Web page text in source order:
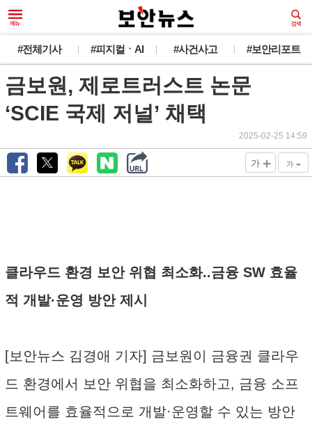
#전체기사 #피지컬ㆍAI #사건사고 #보안리포트
금보원, 제로트러스트 논문
‘SCIE 국제 저널’ 채택
2025-02-25 14:59
가 + 가 -
클라우드 환경 보안 위협 최소화..금융 SW 효율
적 개발·운영 방안 제시
[보안뉴스 김경애 기자] 금보원이 금융권 클라우
드 환경에서 보안 위협을 최소화하고, 금융 소프
트웨어를 효율적으로 개발·운영할 수 있는 방안